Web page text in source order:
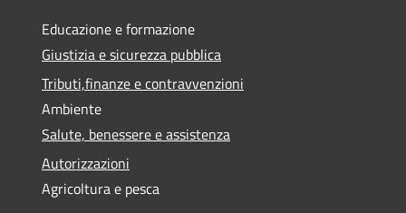
Educazione e formazione
Giustizia e sicurezza pubblica
Tributi,finanze e contravvenzioni
Ambiente
Salute, benessere e assistenza
Autorizzazioni
Agricoltura e pesca